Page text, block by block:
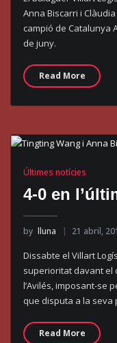
Anna Biscarri i
campió de Catalunya
de juny.
Read More
Últimes notícies
4-0 en
by lluna 21 abril,
Dissabte el Villart
superioritat davant el
l’Avilés, imposant-se
que disputa a la
Read More